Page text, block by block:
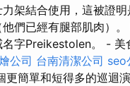
架結合使用，這被證
們已經有腿部肌肉）
名字Preikestolen。 - 美
公司 台南清潔公司 seo
更簡單和短得多的巡迴